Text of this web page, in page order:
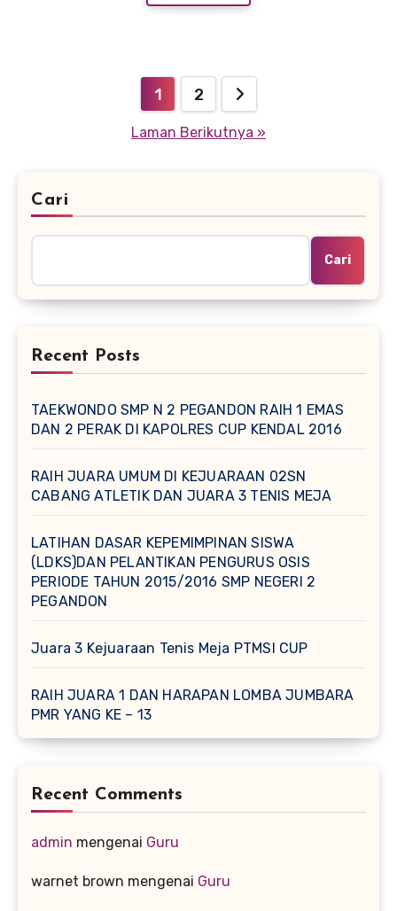
1 2
Laman Berikutnya »
Cari
Cari
Recent Posts
TAEKWONDO SMP N 2 PEGANDON RAIH 1 EMAS
DAN 2 PERAK DI KAPOLRES CUP KENDAL 2016
RAIH JUARA UMUM DI KEJUARAAN 02SN
CABANG ATLETIK DAN JUARA 3 TENIS MEJA
LATIHAN DASAR KEPEMIMPINAN SISWA
(LDKS)DAN PELANTIKAN PENGURUS OSIS
PERIODE TAHUN 2015/2016 SMP NEGERI 2
PEGANDON
Juara 3 Kejuaraan Tenis Meja PTMSI CUP
RAIH JUARA 1 DAN HARAPAN LOMBA JUMBARA
PMR YANG KE – 13
Recent Comments
admin mengenai Guru
warnet brown mengenai Guru